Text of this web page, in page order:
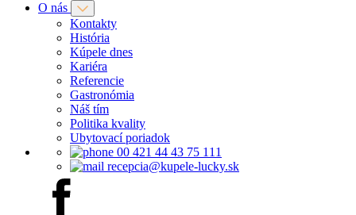
O nás
Kontakty
História
Kúpele dnes
Kariéra
Referencie
Gastronómia
Náš tím
Politika kvality
Ubytovací poriadok
00 421 44 43 75 111
recepcia@kupele-lucky.sk